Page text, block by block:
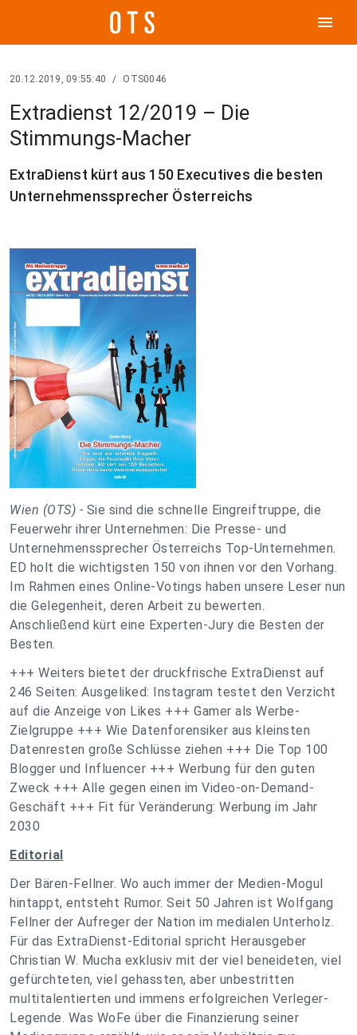
menu
20.12.2019, 09:55:40 / OTS0046
Extradienst 12/2019 – Die
Stimmungs-Macher
ExtraDienst kürt aus 150 Executives die besten
Unternehmenssprecher Österreichs
Wien (OTS) - Sie sind die schnelle Eingreiftruppe, die
Feuerwehr ihrer Unternehmen: Die Presse- und
Unternehmenssprecher Österreichs Top-Unternehmen.
ED holt die wichtigsten 150 von ihnen vor den Vorhang.
Im Rahmen eines Online-Votings haben unsere Leser nun
die Gelegenheit, deren Arbeit zu bewerten.
Anschließend kürt eine Experten-Jury die Besten der
Besten.
+++ Weiters bietet der druckfrische ExtraDienst auf
246 Seiten: Ausgeliked: Instagram testet den Verzicht
auf die Anzeige von Likes +++ Gamer als Werbe-
Zielgruppe +++ Wie Datenforensiker aus kleinsten
Datenresten große Schlüsse ziehen +++ Die Top 100
Blogger und Influencer +++ Werbung für den guten
Zweck +++ Alle gegen einen im Video-on-Demand-
Geschäft +++ Fit für Veränderung: Werbung im Jahr
2030
Editorial
Der Bären-Fellner. Wo auch immer der Medien-Mogul
hintappt, entsteht Rumor. Seit 50 Jahren ist Wolfgang
Fellner der Aufreger der Nation im medialen Unterholz.
Für das ExtraDienst-Editorial spricht Herausgeber
Christian W. Mucha exklusiv mit der viel beneideten, viel
gefürchteten, viel gehassten, aber unbestritten
multitalentierten und immens erfolgreichen Verleger-
Legende. Was WoFe über die Finanzierung seiner